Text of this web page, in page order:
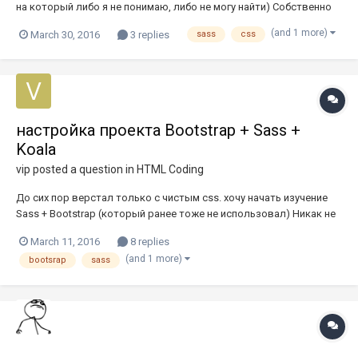
на который либо я не понимаю, либо не могу найти) Собственно
display: inline-block; width: 24px; height: 24px; position: absol...
March 30, 2016 3 replies sass css (and 1 more)
настройка проекта Bootstrap + Sass +
Koala
vip posted a question in HTML Coding
До сих пор верстал только с чистым css. хочу начать изучение
Sass + Bootstrap (который ранее тоже не использовал) Никак не
использования Ruby/Gulp/Bower, а с понятным Koala GUI. Где
какие файлы размещать и какие файлы можно править в ис...
March 11, 2016 8 replies
bootsrap sass (and 1 more)